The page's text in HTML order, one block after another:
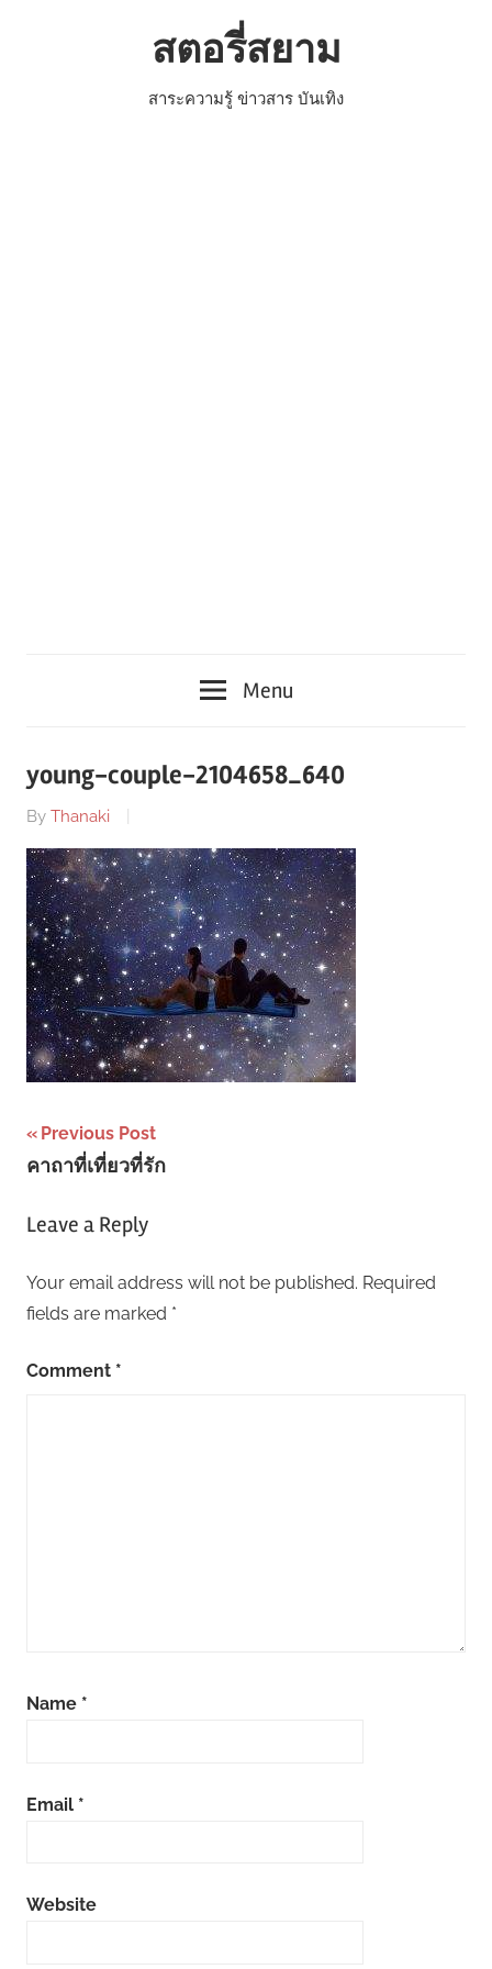
สตอรี่สยาม
สาระความรู้ ข่าวสาร บันเทิง
Menu
young-couple-2104658_640
By Thanaki
Post
navigation
Previous Post
คาถาที่เที่ยวที่รัก
Leave a Reply
Your email address will not be published. Required
fields are marked *
Comment *
Name *
Email *
Website